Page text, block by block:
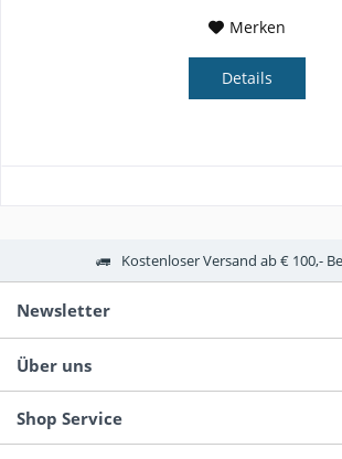
Merken
Details
Kostenloser Versand ab € 100,-
Newsletter
Über uns
Shop Service